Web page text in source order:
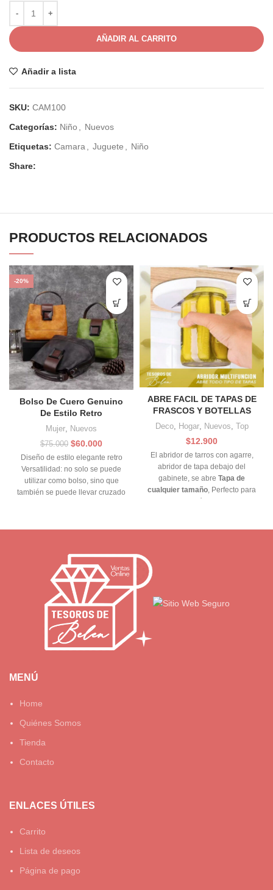
original
era:
$25.000.
AÑADIR AL CARRITO
Añadir a lista
SKU: CAM100
Categorías: Niño
Nuevos
Etiquetas: Camara Juguete
Niño
Share:
PRODUCTOS RELACIONADOS
-20%
Bolso De Cuero Genuino
De Estilo Retro
Mujer Nuevos
$75.000 El
precio
original
era:
$75.000.
$60.000El
precio
actual
$60.000.
Diseño de estilo elegante retro
Versatilidad: no solo se puede
utilizar como bolso, sino que
también se puede llevar cruzado
ABRE FACIL DE TAPAS DE
FRASCOS Y BOTELLAS
Deco, Hogar, Nuevos, Top
$12.900
El abridor de tarros con agarre,
abridor de tapa debajo del
gabinete, se abre Tapa de
cualquier tamaño, Perfecto para
MENÚ
Home
Quiénes Somos
Tienda
Contacto
ENLACES ÚTILES
Carrito
Lista de deseos
Página de pago